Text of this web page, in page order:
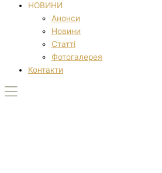
НОВИНИ
Анонси
Новини
Статті
Фотогалерея
Контакти